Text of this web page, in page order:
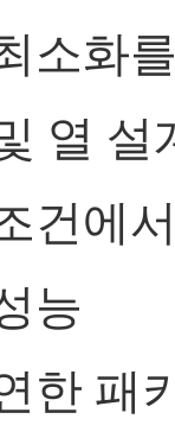
소화
열 설
건에
능
한 패